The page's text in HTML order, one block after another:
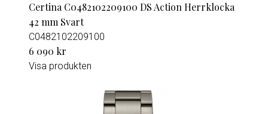
Certina C0482102209100 DS Action Herrklocka
42 mm Svart
C0482102209100
6 090 kr
Visa produkten